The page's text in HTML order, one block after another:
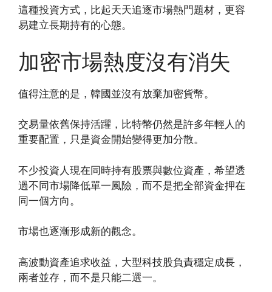
這種投資方式，比起天天追逐市場熱門題材，更容
易建立長期持有的心態。
加密市場熱度沒有消失
值得注意的是，韓國並沒有放棄加密貨幣。
交易量依舊保持活躍，比特幣仍然是許多年輕人的
重要配置，只是資金開始變得更加分散。
不少投資人現在同時持有股票與數位資產，希望透
過不同市場降低單一風險，而不是把全部資金押在
同一個方向。
市場也逐漸形成新的觀念。
高波動資產追求收益，大型科技股負責穩定成長，
兩者並存，而不是只能二選一。